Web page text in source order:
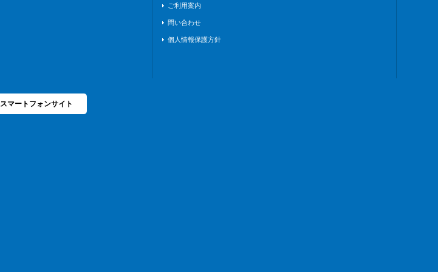
ご利用案内
問い合わせ
個人情報保護方針
スマートフォンサイト